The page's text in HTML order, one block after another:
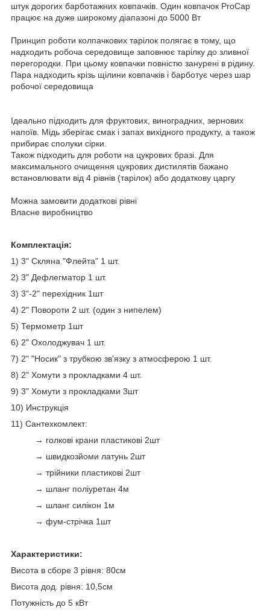
штук дорогих барботажних ковпачків. Один ковпачок ProCap
працює на дуже широкому діапазоні до 5000 Вт
Принцип роботи колпачкових тарілок полягає в тому, що
надходить робоча середовище заповнює тарілку до зливної
перегородки. При цьому ковпачки повністю занурені в рідину.
Пара надходить крізь щілини ковпачків і барботує через шар
робочої середовища
Ідеально підходить для фруктових, виноградних, зернових
напоїв. Мідь зберігає смак і запах вихідного продукту, а також
прибирає сполуки сірки.
Також підходить для роботи на цукрових бразі. Для
максимального очищення цукрових дистилятів бажано
встановлювати від 4 рівнів (тарілок) або додаткову царгу
Можна замовити додаткові рівні
Власне виробництво
Комплектація:
1) 3" Скляна "Флейта" 1 шт.
2) 3" Дефлегматор 1 шт.
3) 3"-2" перехідник 1шт
4) 2" Повороти 2 шт. (один з нипелем)
5) Термометр 1шт
6) 2" Охолоджувач 1 шт.
7) 2" "Носик" з трубкою зв'язку з атмосферою 1 шт.
8) 2" Хомути з прокладками 4 шт.
9) 3" Хомути з прокладками 3шт
10) Инструкція
11) Сантехкомлект:
→ голкові крани пластикові 2шт
→ швидкозйоми латунь 2шт
→ трійники пластикові 2шт
→ шланг поліуретан 4м
→ шланг силікон 1м
→ фум-стрічка 1шт
Характеристики:
Висота в сборе 3 рівня: 80см
Висота дод. рівня: 10,5см
Потужність до 5 кВт